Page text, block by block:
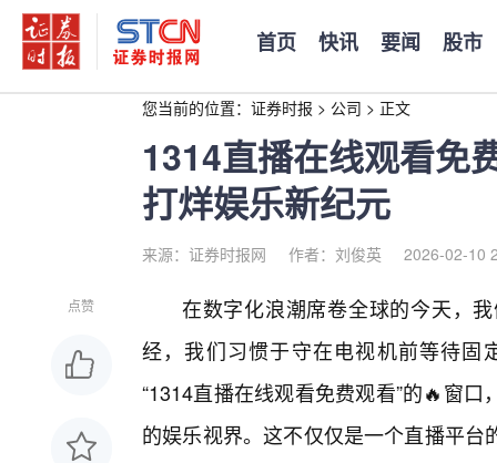
首页 快讯 要闻 股市
您当前的位置： 证券时报 > 公司 > 正文
1314直播在线观看免
打烊娱乐新纪元
来源：证券时报网 作者：刘俊英 2026-02-10
点赞
在数字化浪潮席卷全球的今天，
经，我们习惯于守在电视机前等待固
“1314直播在线观看免费观看”的🔥窗
的娱乐视界。这不仅仅是一个直播平